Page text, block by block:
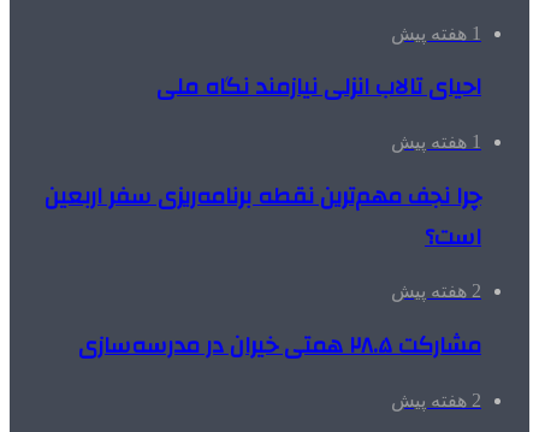
1 هفته پیش
احیای تالاب انزلی نیازمند نگاه ملی
1 هفته پیش
چرا نجف مهم‌ترین نقطه برنامه‌ریزی سفر اربعین
است؟
2 هفته پیش
مشارکت ۲۸.۵ همتی خیران در مدرسه‌سازی
2 هفته پیش